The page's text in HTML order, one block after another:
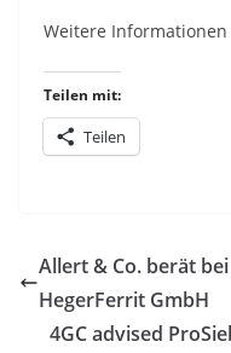
Weitere
Teilen mit:
Teilen
Allert & Co. berät
HegerFerrit GmbH
4GC advised